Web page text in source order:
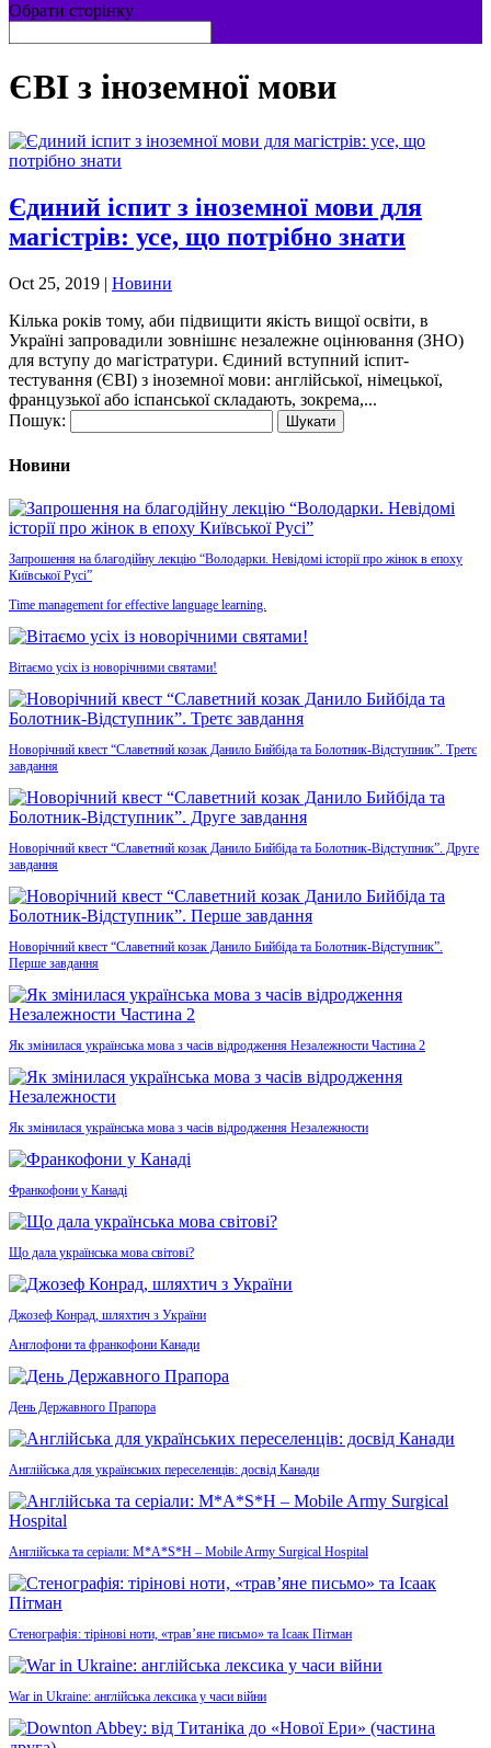
Обрати сторінку
ЄВІ з іноземної мови
Єдиний іспит з іноземної мови для
магістрів: усе, що потрібно знати
Oct 25, 2019 | Новини
Кілька років тому, аби підвищити якість вищої освіти, в
Україні запровадили зовнішнє незалежне оцінювання (ЗНО)
для вступу до магістратури. Єдиний вступний іспит-
тестування (ЄВІ) з іноземної мови: англійської, німецької,
французької або іспанської складають, зокрема,...
Пошук:
Новини
Запрошення на благодійну лекцію “Володарки. Невідомі історії про жінок в епоху
Київської Русі”
Time management for effective language learning.
Вітаємо усіх із новорічними святами!
Новорічний квест “Славетний козак Данило Бийбіда та Болотник-Відступник”. Третє
завдання
Новорічний квест “Славетний козак Данило Бийбіда та Болотник-Відступник”. Друге
завдання
Новорічний квест “Славетний козак Данило Бийбіда та Болотник-Відступник”.
Перше завдання
Як змінилася українська мова з часів відродження Незалежности Частина 2
Як змінилася українська мова з часів відродження Незалежности
Франкофони у Канаді
Що дала українська мова світові?
Джозеф Конрад, шляхтич з України
Англофони та франкофони Канади
День Державного Прапора
Англійська для українських переселенців: досвід Канади
Англійська та серіали: M*A*S*H – Mobile Army Surgical Hospital
Стенографія: тірінові ноти, «трав’яне письмо» та Ісаак Пітман
War in Ukraine: англійська лексика у часи війни